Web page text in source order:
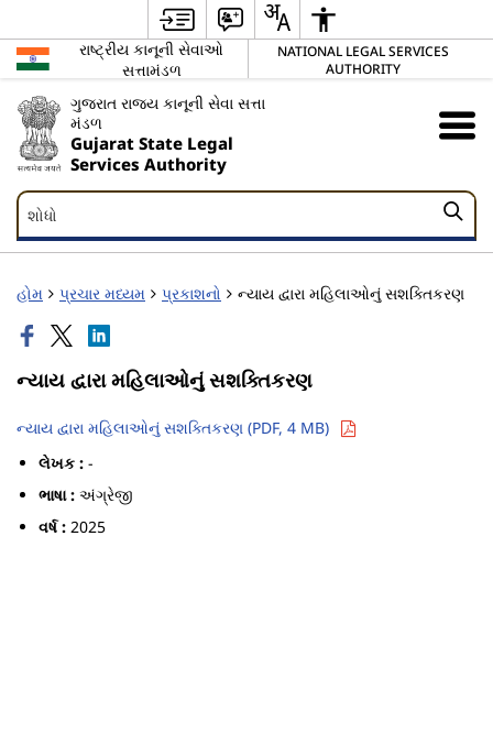
રાષ્ટ્રીય કાનૂની સેવાઓ
સત્તામંડળ
NATIONAL LEGAL SERVICES
AUTHORITY
ગુજરાત રાજ્ય કાનૂની સેવા સત્તા
મંડળ
Gujarat State Legal
Services Authority
શોધો
શોધો
હોમ પ્રચાર મધ્યમ પ્રકાશનો ન્યાય દ્વારા મહિલાઓનું સશક્તિકરણ
ન્યાય દ્વારા મહિલાઓનું સશક્તિકરણ
ન્યાય દ્વારા મહિલાઓનું સશક્તિકરણ (PDF, 4 MB)
લેખક : -
ભાષા : અંગ્રેજી
વર્ષ : 2025